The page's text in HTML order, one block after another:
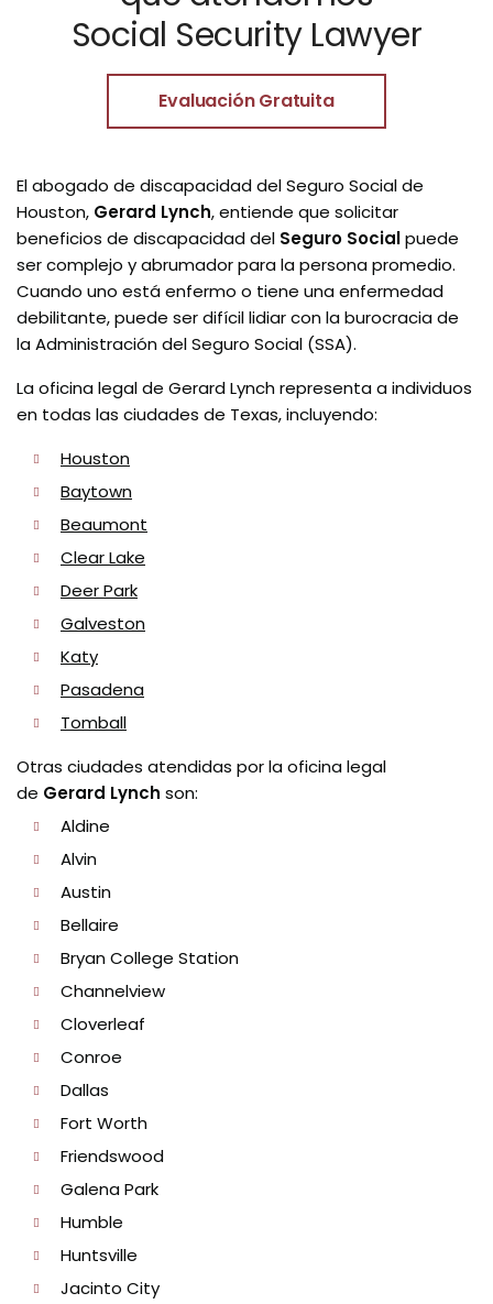
Social Security Lawyer
Evaluación Gratuita
El abogado de discapacidad del Seguro Social de
Houston, Gerard Lynch, entiende que solicitar
beneficios de discapacidad del Seguro Socialpuede
ser complejo y abrumador para la persona promedio.
Cuando uno está enfermo o tiene una enfermedad
debilitante, puede ser difícil lidiar con la burocracia de
la Administración del Seguro Social (SSA).
La oficina legal de Gerard Lynch representa a individuos
en todas las ciudades de Texas, incluyendo:
Houston
Baytown
Beaumont
Clear Lake
Deer Park
Galveston
Katy
Pasadena
Tomball
Otras ciudades atendidas por la oficina legal
de Gerard Lynch son:
Aldine
Alvin
Austin
Bellaire
Bryan College Station
Channelview
Cloverleaf
Conroe
Dallas
Fort Worth
Friendswood
Galena Park
Humble
Huntsville
Jacinto City